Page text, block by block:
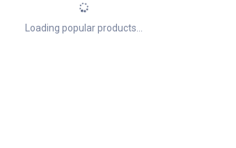
Loading popular products...